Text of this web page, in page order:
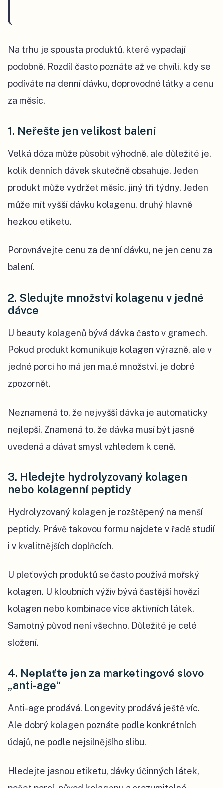
Na trhu je spousta produktů, které vypadají
podobně. Rozdíl často poznáte až ve chvíli, kdy se
podíváte na denní dávku, doprovodné látky a cenu
za měsíc.
1. Neřešte jen velikost balení
Velká dóza může působit výhodně, ale důležité je,
kolik denních dávek skutečně obsahuje. Jeden
produkt může vydržet měsíc, jiný tři týdny. Jeden
může mít vyšší dávku kolagenu, druhý hlavně
hezkou etiketu.
Porovnávejte cenu za denní dávku, ne jen cenu za
balení.
2. Sledujte množství kolagenu v jedné
dávce
U beauty kolagenů bývá dávka často v gramech.
Pokud produkt komunikuje kolagen výrazně, ale v
jedné porci ho má jen malé množství, je dobré
zpozornět.
Neznamená to, že nejvyšší dávka je automaticky
nejlepší. Znamená to, že dávka musí být jasně
uvedená a dávat smysl vzhledem k ceně.
3. Hledejte hydrolyzovaný kolagen
nebo kolagenní peptidy
Hydrolyzovaný kolagen je rozštěpený na menší
peptidy. Právě takovou formu najdete v řadě studií
i v kvalitnějších doplňcích.
U pleťových produktů se často používá mořský
kolagen. U kloubních výživ bývá častější hovězí
kolagen nebo kombinace více aktivních látek.
Samotný původ není všechno. Důležité je celé
složení.
4. Neplaťte jen za marketingové slovo
„anti-age“
Anti-age prodává. Longevity prodává ještě víc.
Ale dobrý kolagen poznáte podle konkrétních
údajů, ne podle nejsilnějšího slibu.
Hledejte jasnou etiketu, dávky účinných látek,